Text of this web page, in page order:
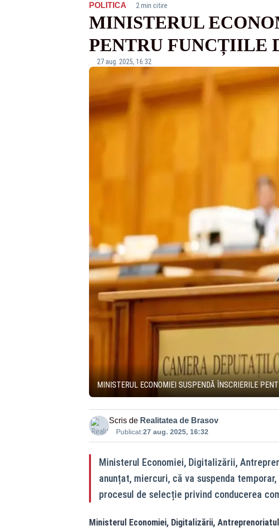
POLITICA· 2 min citire
MINISTERUL
PENTRU FUNCȚIILE
27 aug. 2025, 16:32
MINISTERUL ECONOMIEI SUSPENDĂ ÎNSCRIERILE
Scris de Realitatea de Brasov
Publicat:27 aug. 2025, 16:32
Ministerul Economiei, Digitalizării,
anunțat, miercuri, că va suspenda
procesul de selecție privind conducerea
Ministerul Economiei, Digitalizării,